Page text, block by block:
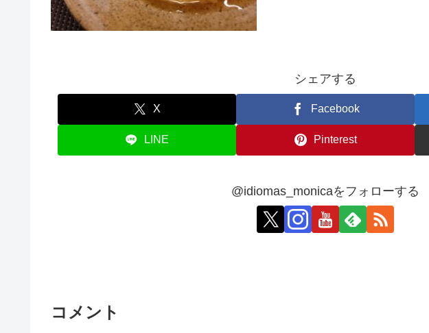
シェアする
X Facebook
LINE Pinterest
@idiomas_monicaをフォローする
コメント